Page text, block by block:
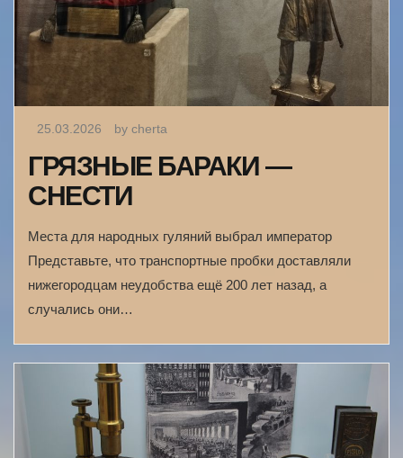
25.03.2026 by cherta
ГРЯЗНЫЕ БАРАКИ —
СНЕСТИ
Места для народных гуляний выбрал император
Представьте, что транспортные пробки доставляли
нижегородцам неудобства ещё 200 лет назад, а
случались они…